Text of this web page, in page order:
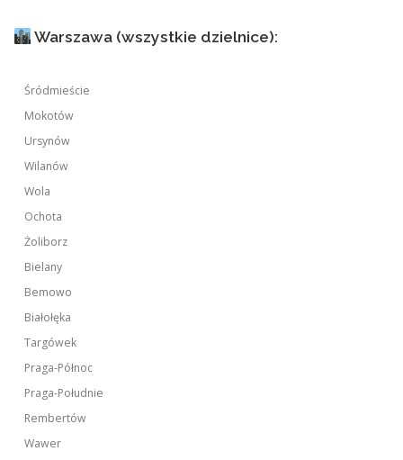
Warszawa (wszystkie dzielnice):
Śródmieście
Mokotów
Ursynów
Wilanów
Wola
Ochota
Żoliborz
Bielany
Bemowo
Białołęka
Targówek
Praga-Północ
Praga-Południe
Rembertów
Wawer